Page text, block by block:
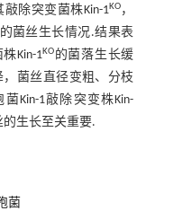
除突变菌株Kin-1KO，
的菌丝生长情况.结果表
Kin-1KO 的菌落生长缓
菌丝直径变粗、分枝
Kin-1敲除突变株Kin-
的生长至关重要.
菌